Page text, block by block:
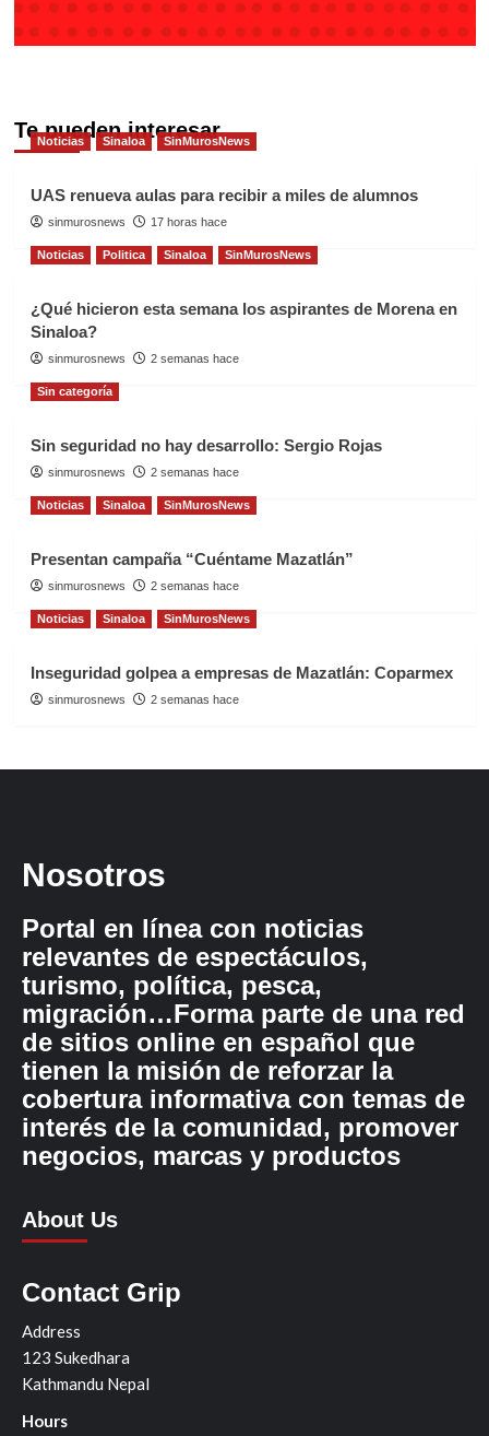
Te pueden interesar
Noticias Sinaloa SinMurosNews
UAS renueva aulas para recibir a miles de alumnos
sinmurosnews 17 horas hace
Noticias Politica Sinaloa SinMurosNews
¿Qué hicieron esta semana los aspirantes de Morena en
Sinaloa?
sinmurosnews 2 semanas hace
Sin categoría
Sin seguridad no hay desarrollo: Sergio Rojas
sinmurosnews 2 semanas hace
Noticias Sinaloa SinMurosNews
Presentan campaña “Cuéntame Mazatlán”
sinmurosnews 2 semanas hace
Noticias Sinaloa SinMurosNews
Inseguridad golpea a empresas de Mazatlán: Coparmex
sinmurosnews 2 semanas hace
Nosotros
Portal en línea con noticias
relevantes de espectáculos,
turismo, política, pesca,
migración…Forma parte de una red
de sitios online en español que
tienen la misión de reforzar la
cobertura informativa con temas de
interés de la comunidad, promover
negocios, marcas y productos
About Us
Contact Grip
Address
123 Sukedhara
Kathmandu Nepal
Hours